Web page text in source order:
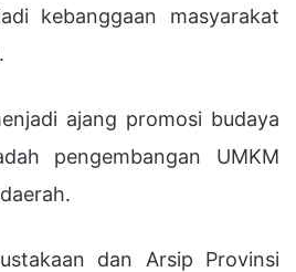
kebanggaan masyarakat
ajang promosi budaya
pengembangan UMKM
dan Arsip Provinsi